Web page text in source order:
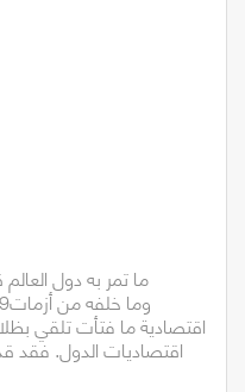
ما تمر به دول
اقتصادية ما فتأت تلقي
اقتصاديات الدول. فقد